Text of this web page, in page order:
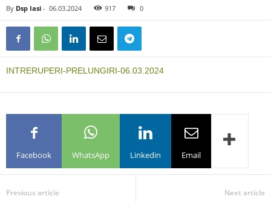
By Dsp Iasi - 06.03.2024 917 0
INTRERUPERI-PRELUNGIRI-06.03.2024
Facebook WhatsApp Linkedin Email
Previous article Next article